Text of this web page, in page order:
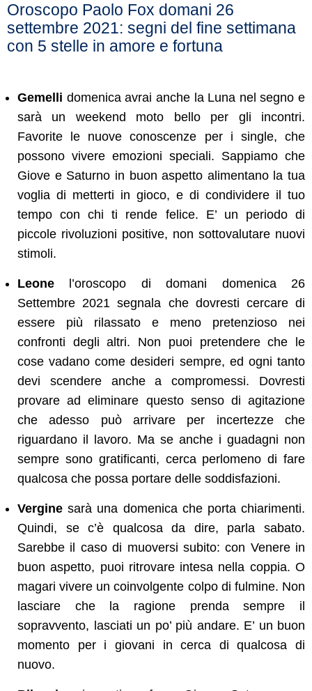
Oroscopo Paolo Fox domani 26
settembre 2021: segni del fine settimana
con 5 stelle in amore e fortuna
Gemelli domenica avrai anche la Luna nel segno e
sarà un weekend moto bello per gli incontri.
Favorite le nuove conoscenze per i single, che
possono vivere emozioni speciali. Sappiamo che
Giove e Saturno in buon aspetto alimentano la tua
voglia di metterti in gioco, e di condividere il tuo
tempo con chi ti rende felice. E’ un periodo di
piccole rivoluzioni positive, non sottovalutare nuovi
stimoli.
Leone l’oroscopo di domani domenica 26
Settembre 2021 segnala che dovresti cercare di
essere più rilassato e meno pretenzioso nei
confronti degli altri. Non puoi pretendere che le
cose vadano come desideri sempre, ed ogni tanto
devi scendere anche a compromessi. Dovresti
provare ad eliminare questo senso di agitazione
che adesso può arrivare per incertezze che
riguardano il lavoro. Ma se anche i guadagni non
sempre sono gratificanti, cerca perlomeno di fare
qualcosa che possa portare delle soddisfazioni.
Vergine sarà una domenica che porta chiarimenti.
Quindi, se c’è qualcosa da dire, parla sabato.
Sarebbe il caso di muoversi subito: con Venere in
buon aspetto, puoi ritrovare intesa nella coppia. O
magari vivere un coinvolgente colpo di fulmine. Non
lasciare che la ragione prenda sempre il
sopravvento, lasciati un po’ più andare. E’ un buon
momento per i giovani in cerca di qualcosa di
nuovo.